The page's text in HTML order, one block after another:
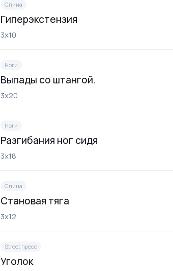
Спина
Гиперэкстензия
3х10
Ноги
Выпады со штангой.
3х20
Ноги
Разгибания ног сидя
3х18
Спина
Cтановая тяга
3х12
Street пресс
Уголок